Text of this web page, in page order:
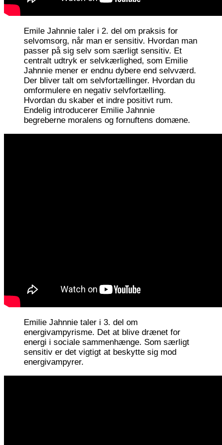
Emile Jahnnie taler i 2. del om praksis for
selvomsorg, når man er sensitiv. Hvordan man
passer på sig selv som særligt sensitiv. Et
centralt udtryk er selvkærlighed, som Emilie
Jahnnie mener er endnu dybere end selvværd.
Der bliver talt om selvfortællinger. Hvordan du
omformulere en negativ selvfortælling.
Hvordan du skaber et indre positivt rum.
Endelig introducerer Emilie Jahnnie
begreberne moralens og fornuftens domæne.
Emilie Jahnnie taler i 3. del om
energivampyrisme. Det at blive drænet for
energi i sociale sammenhænge. Som særligt
sensitiv er det vigtigt at beskytte sig mod
energivampyrer.